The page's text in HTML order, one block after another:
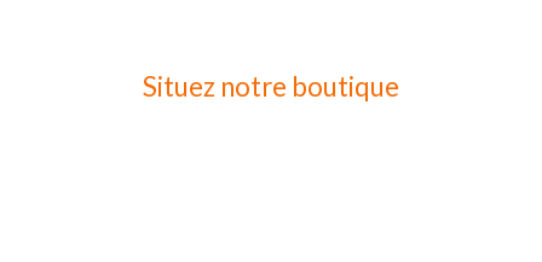
Situez notre boutique